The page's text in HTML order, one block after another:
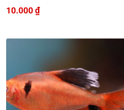
10.000₫